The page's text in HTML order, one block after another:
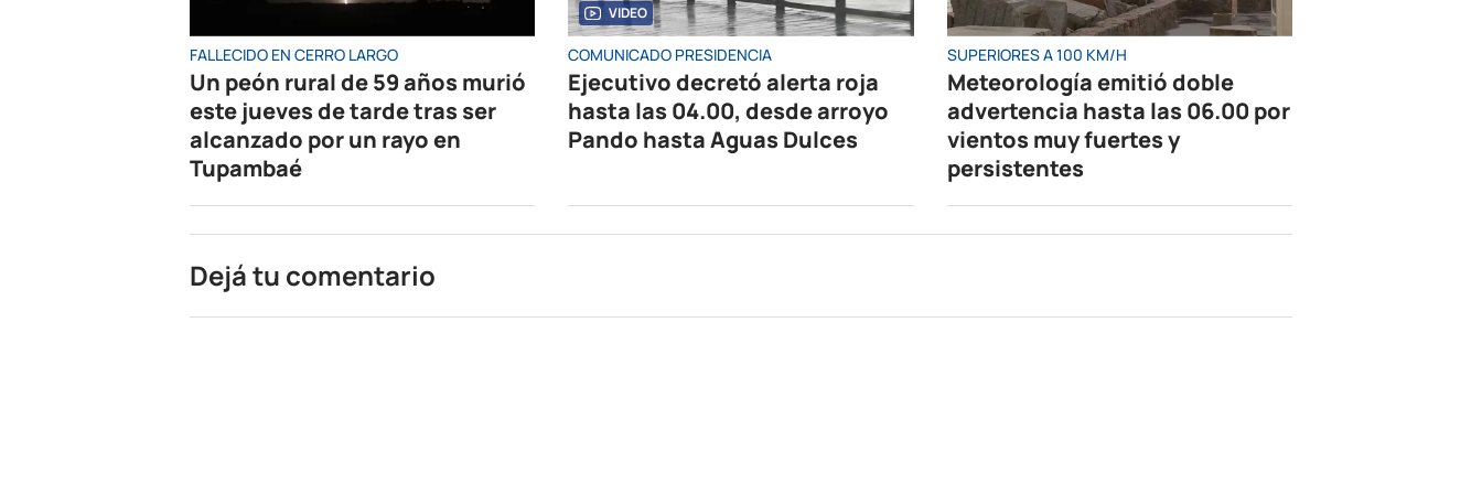
FALLECIDO EN CERRO LARGO
Un peón rural de 59 años murió
este jueves de tarde tras ser
alcanzado por un rayo en
Tupambaé
VIDEO
COMUNICADO PRESIDENCIA
Ejecutivo decretó alerta roja
hasta las 04.00, desde arroyo
Pando hasta Aguas Dulces
SUPERIORES A 100 KM/H
Meteorología emitió doble
advertencia hasta las 06.00 por
vientos muy fuertes y
persistentes
Dejá tu comentario